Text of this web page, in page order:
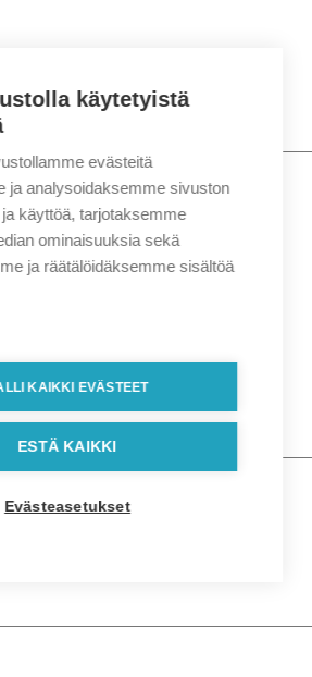
Etunimi
Sukunimi
Lähiosoite
Postinumero
käytetyistä
evästeitä
ja analysoidaksemme sivuston
käyttöä, tarjotaksemme
ominaisuuksia sekä
ja räätälöidäksemme sisältöä
KAIKKI EVÄSTEET
ESTÄ KAIKKI
Evästeasetukset